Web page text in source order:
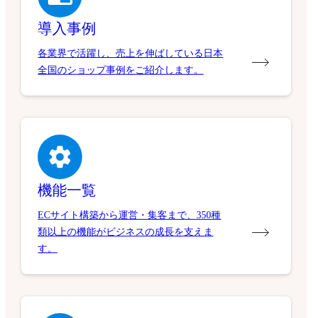
導入事例
各業界で活躍し、売上を伸ばしている日本
全国のショップ事例をご紹介します。
機能一覧
ECサイト構築から運営・集客まで、350種
類以上の機能がビジネスの成長を支えま
す。